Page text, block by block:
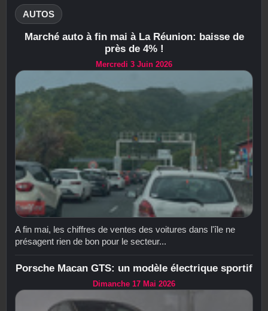
AUTOS
Marché auto à fin mai à La Réunion: baisse de
près de 4% !
Mercredi 3 Juin 2026
A fin mai, les chiffres de ventes des voitures dans l'île ne
présagent rien de bon pour le secteur...
Porsche Macan GTS: un modèle électrique sportif
Dimanche 17 Mai 2026